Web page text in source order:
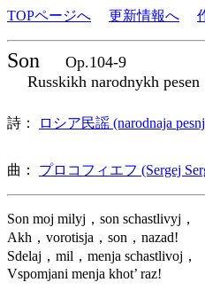
TOPページへ 更新情報へ
Son
Op.104-9
Russkikh narodnykh pesen
詩： ロシア民謡 (narodnaja
曲： プロコフィエフ (Sergej
Son moj milyj，son schastlivyj，
Akh，vorotisja，son，nazad!
Sdelaj，mil，menja schastlivoj，
Vspomjani menja khot’ raz!